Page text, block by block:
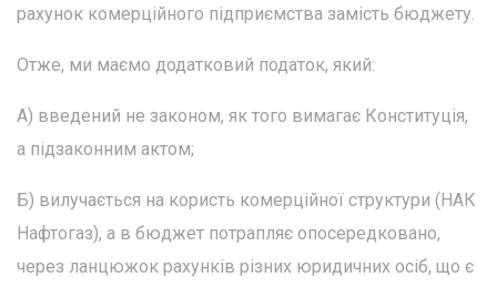
рахунок комерційного підприємства замість бюджету.
Отже, ми маємо додатковий податок, який:
А) введений не законом, як того вимагає Конституція,
а підзаконним актом;
Б) вилучається на користь комерційної структури (НАК
Нафтогаз), а в бюджет потрапляє опосередковано,
через ланцюжок рахунків різних юридичних осіб, що є